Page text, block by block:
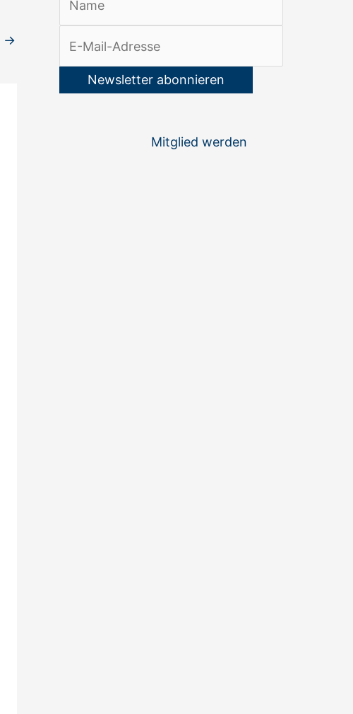
→
Mitglied werden